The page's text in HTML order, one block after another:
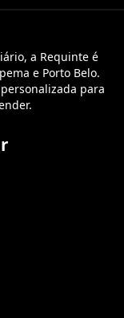
a Requinte é
e Porto Belo.
para